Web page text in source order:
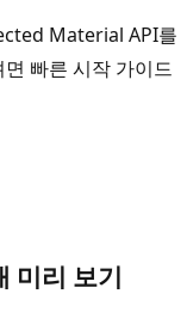
Material API를
빠른 시작 가이드
미리 보기